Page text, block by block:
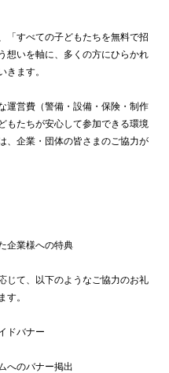
「すべての子どもたちを無料で招
想いを軸に、多くの方にひらかれ
きます。
運営費（警備・設備・保険・制作
もたちが安心して参加できる環境
、企業・団体の皆さまのご協力が
企業様への特典
じて、以下のようなご協力のお礼
す。
ドバナー
へのバナー掲出